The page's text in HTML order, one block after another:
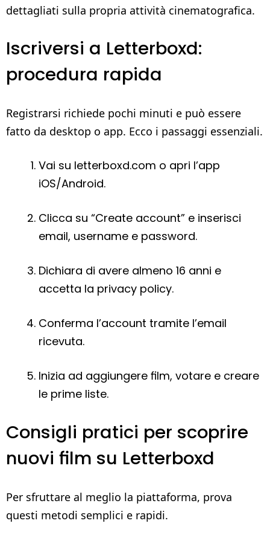
dettagliati sulla propria attività cinematografica.
Iscriversi a Letterboxd:
procedura rapida
Registrarsi richiede pochi minuti e può essere
fatto da desktop o app. Ecco i passaggi essenziali.
Vai su letterboxd.com o apri l’app
iOS/Android.
Clicca su “Create account” e inserisci
email, username e password.
Dichiara di avere almeno 16 anni e
accetta la privacy policy.
Conferma l’account tramite l’email
ricevuta.
Inizia ad aggiungere film, votare e creare
le prime liste.
Consigli pratici per scoprire
nuovi film su Letterboxd
Per sfruttare al meglio la piattaforma, prova
questi metodi semplici e rapidi.